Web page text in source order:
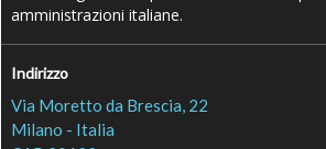
amministrazioni italiane.
Indirizzo
Via Moretto da Brescia, 22
Milano - Italia